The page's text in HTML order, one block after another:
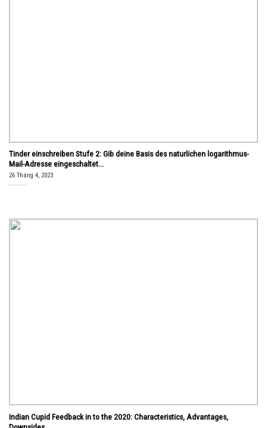
Tinder einschreiben Stufe 2: Gib deine Basis des naturlichen logarithmus-
Mail-Adresse eingeschaltet...
26 Tháng 4, 2023
Indian Cupid Feedback in to the 2020: Characteristics, Advantages,